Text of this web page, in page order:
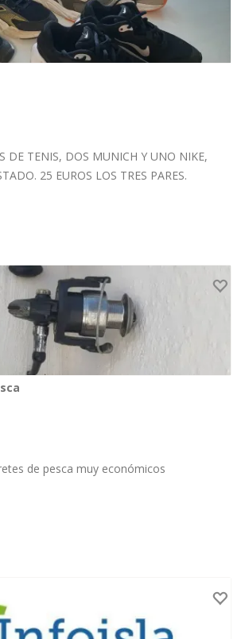
DE TENIS, DOS MUNICH Y UNO NIKE,
25 EUROS LOS TRES PARES.
de pesca muy económicos